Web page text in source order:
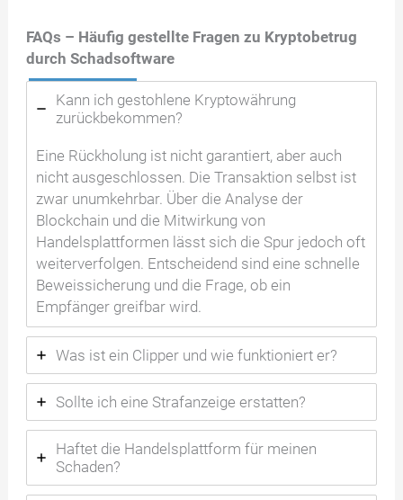
FAQs – Häufig gestellte Fragen zu Kryptobetrug
durch Schadsoftware
Kann ich gestohlene Kryptowährung
zurückbekommen?
Eine Rückholung ist nicht garantiert, aber auch
nicht ausgeschlossen. Die Transaktion selbst ist
zwar unumkehrbar. Über die Analyse der
Blockchain und die Mitwirkung von
Handelsplattformen lässt sich die Spur jedoch oft
weiterverfolgen. Entscheidend sind eine schnelle
Beweissicherung und die Frage, ob ein
Empfänger greifbar wird.
Was ist ein Clipper und wie funktioniert er?
Sollte ich eine Strafanzeige erstatten?
Haftet die Handelsplattform für meinen
Schaden?